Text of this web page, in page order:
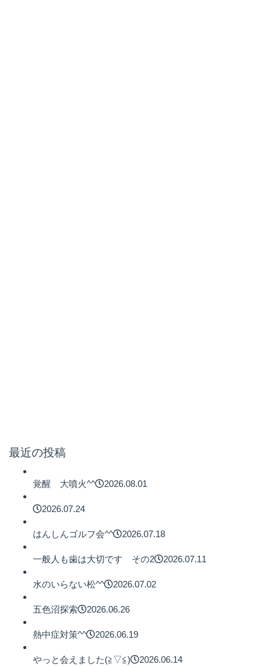
最近の投稿
覚醒 大噴火^^ 2026.08.01
2026.07.24
はんしんゴルフ会^^ 2026.07.18
一般人も歯は大切です その2 2026.07.11
水のいらない松^^ 2026.07.02
五色沼探索 2026.06.26
熱中症対策^^ 2026.06.19
やっと会えました(≧▽≦) 2026.06.14